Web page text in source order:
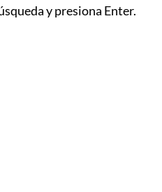
y presiona Enter.